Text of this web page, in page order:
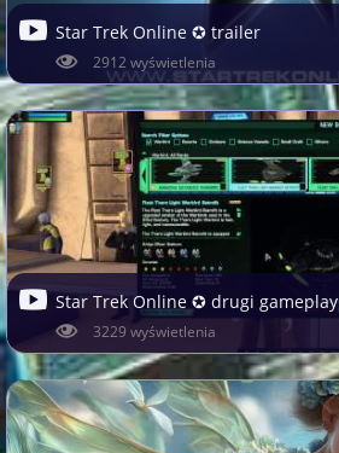
Star Trek Online ✪ trailer
2912 wyświetlenia
Star Trek Online ✪ drugi gameplay
3229 wyświetlenia